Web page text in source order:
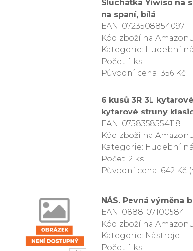
Sluchátka Yiwiso na
na spaní, bílá
EAN: 0723508854097
Kód zboží na
Kategorie: Hudební
Počet: 1 ks
Původní cena: 356 Kč
6 kusů 3R 3L
kytarové struny
EAN: 0758358554118
Kód zboží na
Kategorie: Hudební
Počet: 2 ks
Původní cena: 642 Kč
NÁS. Pevná výměna
EAN: 0888107100584
Kód zboží na
Kategorie: Nástroje
Počet: 1 ks